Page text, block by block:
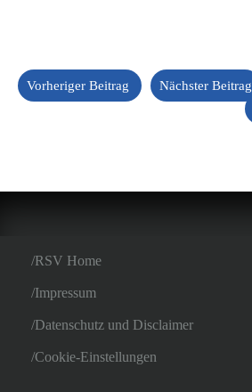
Vorheriger Beitrag
Nächster Beitrag
RSV Home
Impressum
Datenschutz und Disclaimer
Cookie-Einstellungen